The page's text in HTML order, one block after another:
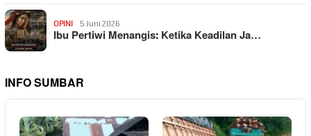
OPINI 5 Juni 2026
Ibu Pertiwi Menangis: Ketika Keadilan Ja…
INFO SUMBAR